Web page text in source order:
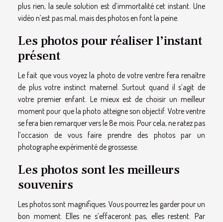
plus rien, la seule solution est d’immortalité cet instant. Une
vidéo n’est pas mal, mais des photos en font la peine.
Les photos pour réaliser l’instant
présent
Le fait que vous voyez la photo de votre ventre fera renaître
de plus votre instinct maternel. Surtout quand il s’agit de
votre premier enfant. Le mieux est de choisir un meilleur
moment pour que la photo atteigne son objectif. Votre ventre
se fera bien remarquer vers le 8e mois. Pour cela, ne ratez pas
l’occasion de vous faire prendre des photos par un
photographe expérimenté de grossesse.
Les photos sont les meilleurs
souvenirs
Les photos sont magnifiques. Vous pourrez les garder pour un
bon moment. Elles ne s’effaceront pas, elles restent. Par